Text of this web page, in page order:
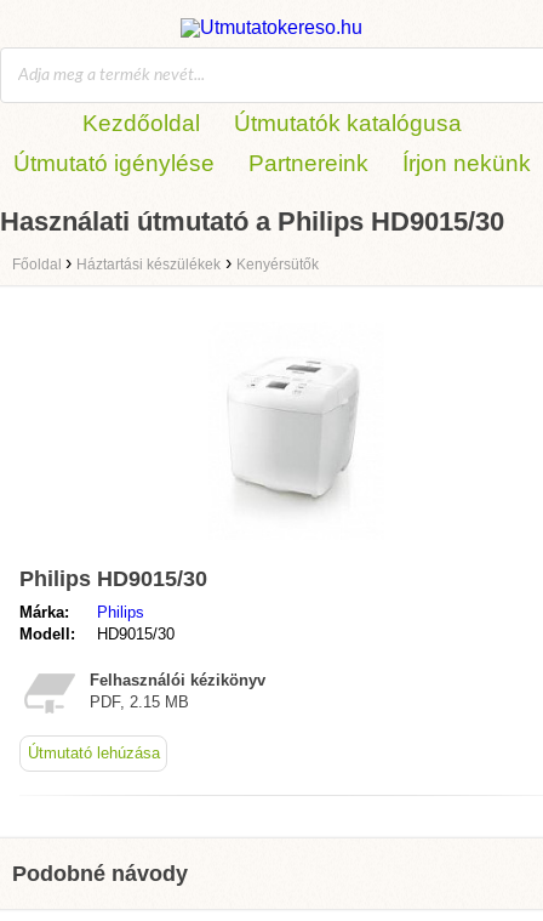
Kezdőoldal
Útmutatók katalógusa
Útmutató igénylése
Partnereink Írjon nekünk
Használati útmutató a Philips HD9015/30
Főoldal › Háztartási készülékek › Kenyérsütők
Philips HD9015/30
Márka:
Philips
Modell:
HD9015/30
Felhasználói kézikönyv
PDF, 2.15 MB
Útmutató lehúzása
Podobné návody